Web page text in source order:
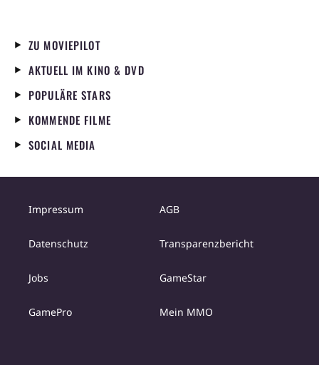
ZU MOVIEPILOT
AKTUELL IM KINO & DVD
POPULÄRE STARS
KOMMENDE FILME
SOCIAL MEDIA
Impressum AGB
Datenschutz Transparenzbericht
Jobs GameStar
GamePro Mein MMO